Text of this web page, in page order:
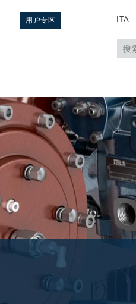
ITA
用户专区
热交换